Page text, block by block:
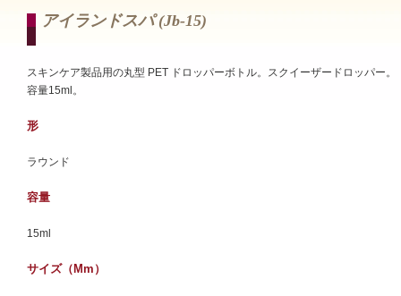
アイランドスパ (jb-15)
スキンケア製品用の丸型 PET ドロッパーボトル。スクイーザードロッパー。
容量15ml。
形
ラウンド
容量
15ml
サイズ（mm）